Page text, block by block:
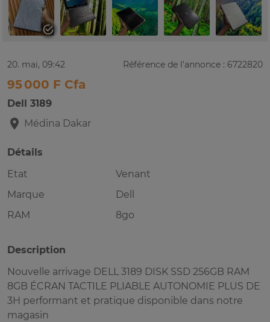
20. mai, 09:42 Référence de l'annonce : 6722820
95 000 F Cfa
Dell 3189
Médina Dakar
Détails
Etat
Venant
Marque
Dell
RAM
8go
Description
Nouvelle arrivage DELL 3189 DISK SSD 256GB RAM
8GB ÉCRAN TACTILE PLIABLE AUTONOMIE PLUS DE
3H performant et pratique disponible dans notre
magasin